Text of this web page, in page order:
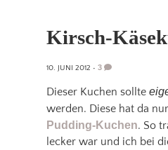
Kirsch-
10. JUNI 2012 • 3
Dieser Kuchen sollte
werden. Diese hat da
Pudding-Kuchen. So
lecker war und ich bei